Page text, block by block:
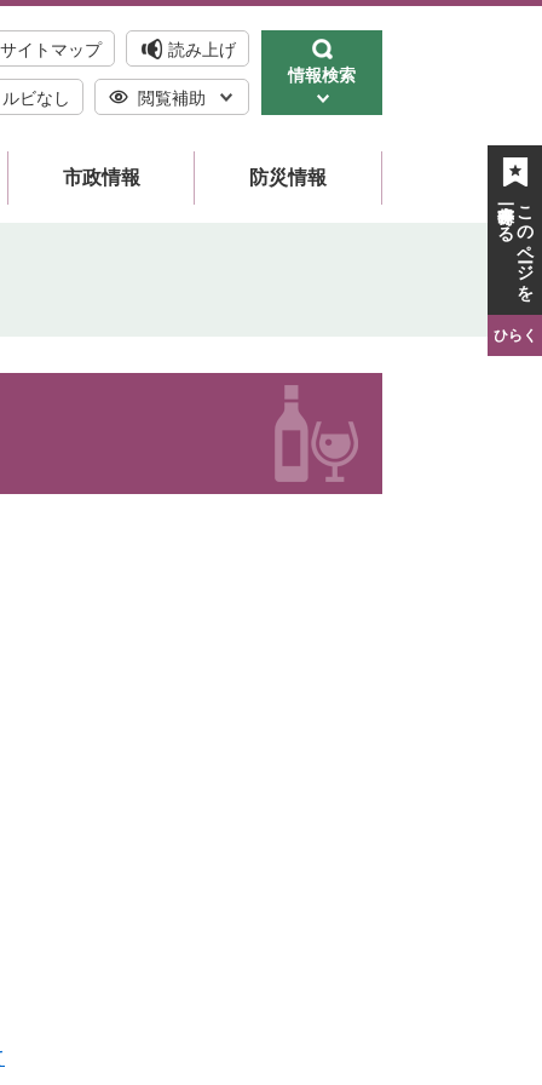
サイトマップ 読み上げ
ルビなし 閲覧補助
情報検索
市政情報 防災情報
このページを
一時保存する
ひらく